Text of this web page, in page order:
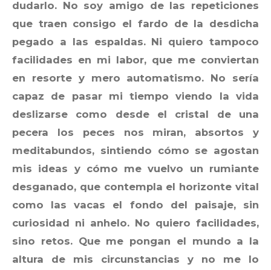
dudarlo. No soy amigo de las repeticiones
que traen consigo el fardo de la desdicha
pegado a las espaldas. Ni quiero tampoco
facilidades en mi labor, que me conviertan
en resorte y mero automatismo. No sería
capaz de pasar mi tiempo viendo la vida
deslizarse como desde el cristal de una
pecera los peces nos miran, absortos y
meditabundos, sintiendo cómo se agostan
mis ideas y cómo me vuelvo un rumiante
desganado, que contempla el horizonte vital
como las vacas el fondo del paisaje, sin
curiosidad ni anhelo. No quiero facilidades,
sino retos. Que me pongan el mundo a la
altura de mis circunstancias y no me lo